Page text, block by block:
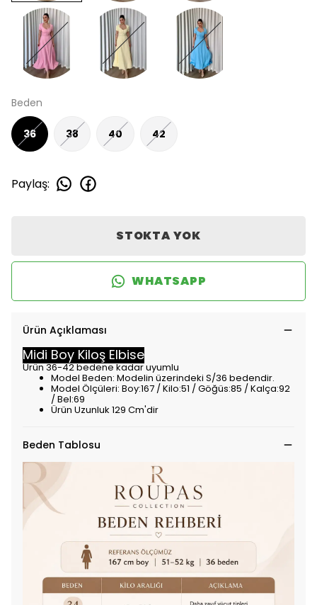
Beden
36 38 40 42
Paylaş:
STOKTA YOK
WHATSAPP
Ürün Açıklaması
Midi Boy Kiloş Elbise
Ürün 36-42 bedene kadar uyumlu
Model Beden: Modelin üzerindeki S/36 bedendir.
Model Ölçüleri: Boy:167 / Kilo:51 / Göğüs:85 / Kalça:92
/ Bel:69
Ürün Uzunluk 129 Cm'dir
Beden Tablosu